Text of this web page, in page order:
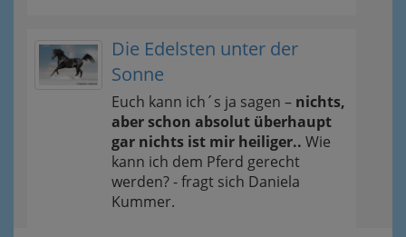
Die Edelsten unter der
Sonne
Euch kann ich´s ja sagen – nichts,
aber schon absolut überhaupt
gar nichts ist mir heiliger.. Wie
kann ich dem Pferd gerecht
werden? - fragt sich Daniela
Kummer.